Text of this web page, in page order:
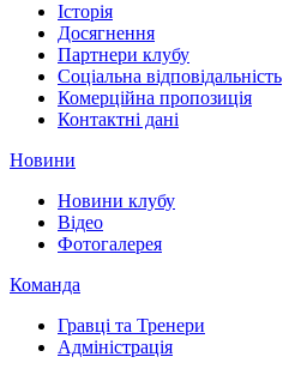
Історія
Досягнення
Партнери клубу
Соціальна відповідальність
Комерційна пропозиція
Контактні дані
Новини
Новини клубу
Відео
Фотогалерея
Команда
Гравці та Тренери
Адміністрація